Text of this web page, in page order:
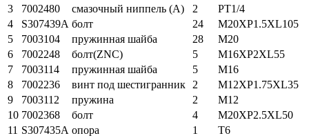
3 7002480 смазочный ниппель (A) 2
PT1/4
4
S307439A болт 24
M20XP1.5XL105
5
7003104 пружинная шайба 28
M20
6
7002248 болт(ZNC) 5
M16XP2XL55
7
7003114 пружинная шайба 5
M16
8
7002236 винт под шестигранник 2
M12XP1.75XL35
9
7003112 пружина 2
M12
10 7002368 болт 4
M20XP2.5XL50
11 S307435A опора 1
T6